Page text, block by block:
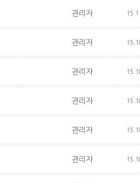
관리자
관리자
관리자
관리자
관리자
관리자